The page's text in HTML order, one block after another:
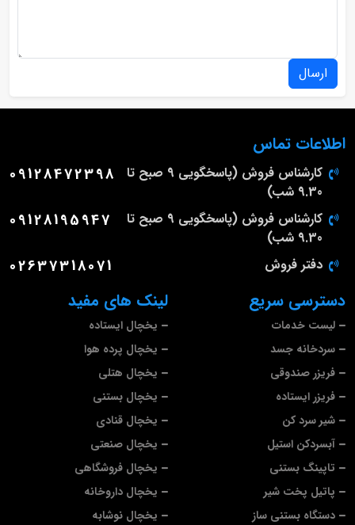
ارسال
لینک های مفید
یخچال ایستاده
یخچال پرده هوا
یخچال هتلی
یخچال بستنی
یخچال قنادی
یخچال صنعتی
یخچال فروشگاهی
یخچال داروخانه
یخچال نوشابه
دسترسی سریع
لیست خدمات
سردخانه جسد
فریزر صندوقی
فریزر ایستاده
شیر سرد کن
آبسردکن استیل
تاپینگ بستنی
پاتیل پخت شیر
دستگاه بستنی ساز
اطلاعات تماس
کارشناس فروش (پاسخگویی 9 صبح تا
9.30 شب)
09128472398
کارشناس فروش (پاسخگویی 9 صبح تا
9.30 شب)
09128195947
دفتر فروش 02637318071